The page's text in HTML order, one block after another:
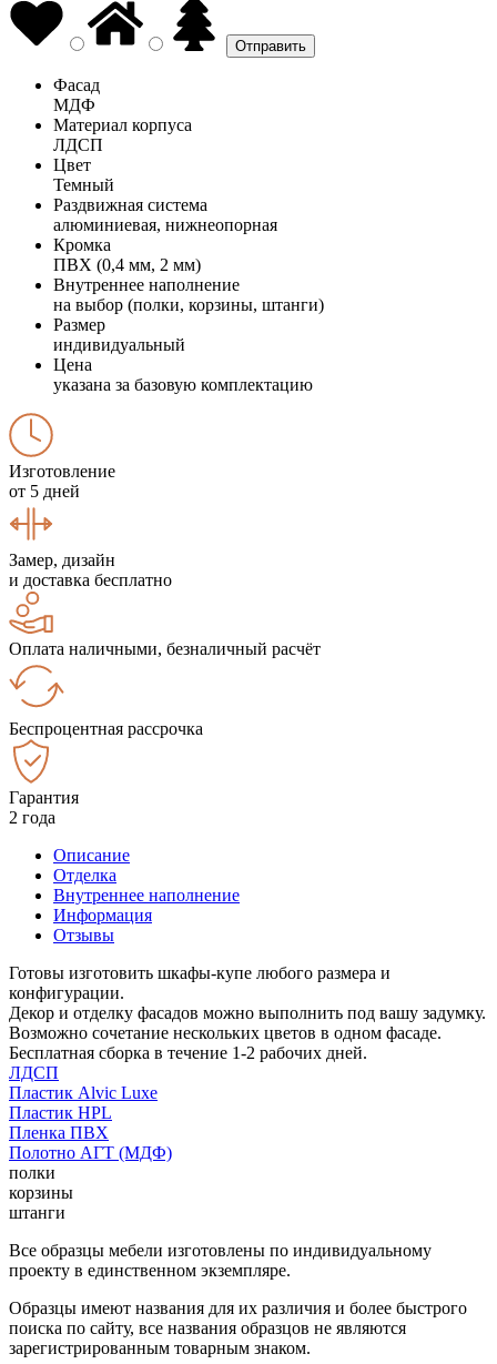
Фасад
МДФ
Материал корпуса
ЛДСП
Цвет
Темный
Раздвижная система
алюминиевая, нижнеопорная
Кромка
ПВХ (0,4 мм, 2 мм)
Внутреннее наполнение
на выбор (полки, корзины, штанги)
Размер
индивидуальный
Цена
указана за базовую комплектацию
Изготовление
от 5 дней
Замер, дизайн
и доставка бесплатно
Оплата наличными, безналичный расчёт
Беспроцентная рассрочка
Гарантия
2 года
Описание
Отделка
Внутреннее наполнение
Информация
Отзывы
Готовы изготовить шкафы-купе любого размера и
конфигурации.
Декор и отделку фасадов можно выполнить под вашу задумку.
Возможно сочетание нескольких цветов в одном фасаде.
Бесплатная сборка в течение 1-2 рабочих дней.
ЛДСП
Пластик Alvic Luxe
Пластик HPL
Пленка ПВХ
Полотно АГТ (МДФ)
полки
корзины
штанги
Все образцы мебели изготовлены по индивидуальному
проекту в единственном экземпляре.
Образцы имеют названия для их различия и более быстрого
поиска по сайту, все названия образцов не являются
зарегистрированным товарным знаком.